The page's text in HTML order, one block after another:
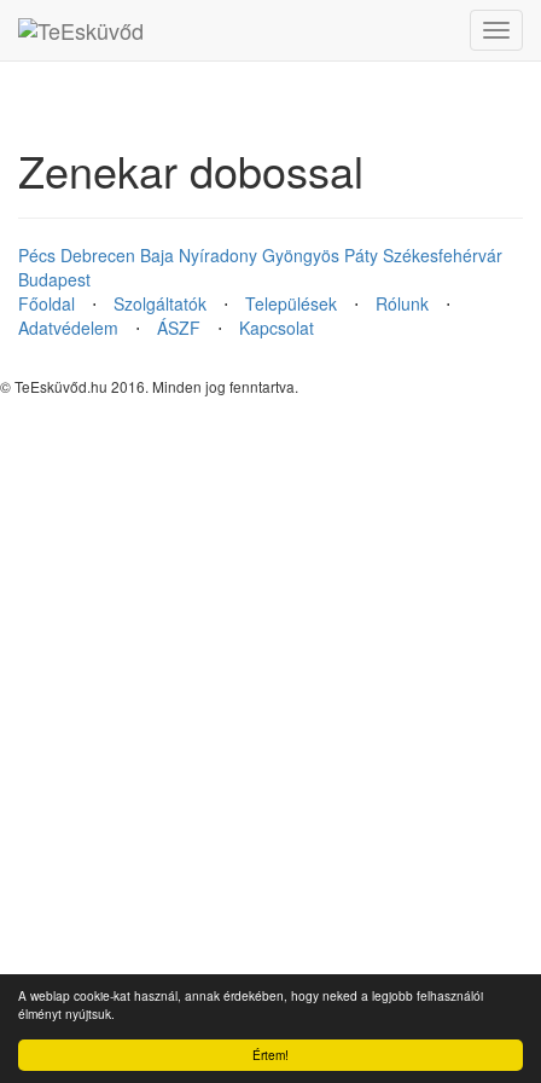
Értem!
A weblap cookie-kat használ, annak érdekében, hogy neked a legjobb felhasználói
élményt nyújtsuk.
Zenekar dobossal
Pécs Debrecen Baja Nyíradony Gyöngyös Páty Székesfehérvár
Budapest
Főoldal
⋅ Szolgáltatók ⋅ Települések ⋅ Rólunk
⋅
Adatvédelem
⋅ ÁSZF ⋅ Kapcsolat
© TeEsküvőd.hu 2016. Minden jog fenntartva.